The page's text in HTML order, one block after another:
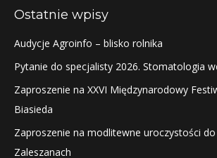
Ostatnie wpisy
Audycje Agroinfo – blisko rolnika
Pytanie do specjalisty 2026. Stomatologia
Zaproszenie na XXVI Międzynarodowy
Biasieda
Zaproszenie na modlitewne uroczystości
Zaleszanach